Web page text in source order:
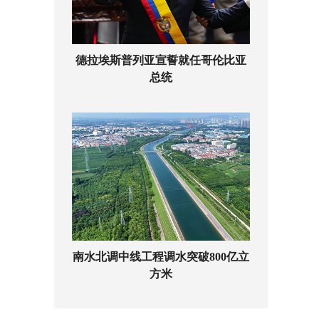
德拉埃斯普列亚宣誓就任哥伦比亚
总统
南水北调中线工程调水突破800亿立
方米